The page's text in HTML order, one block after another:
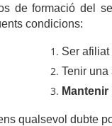
de formació del
condicions:
Ser
Tenir una
Mantenir
qualsevol dubte